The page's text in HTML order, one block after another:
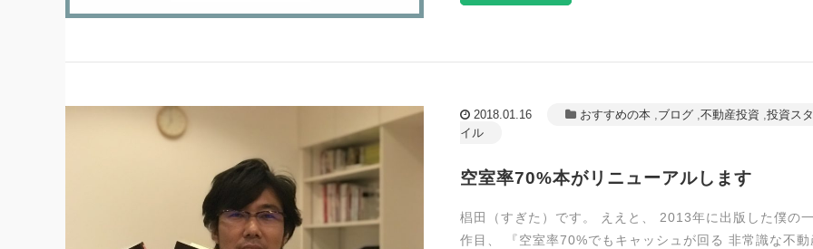
2018.01.16 おすすめの本 ,ブログ ,不動産投資 ,投資スタ
イル
空室率70%本がリニューアルします
椙田（すぎた）です。 ええと、 2013年に出版した僕の一
作目、 『空室率70%でもキャッシュが回る 非常識な不動